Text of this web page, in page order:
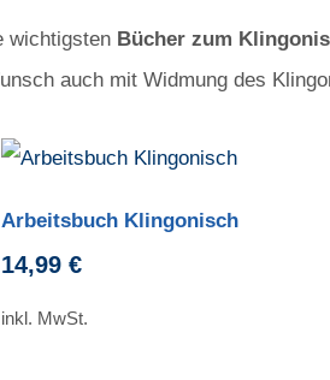
wichtigsten Bücher zum
auch mit Widmung des
Arbeitsbuch Klingonisch
14,99 €
inkl. MwSt.